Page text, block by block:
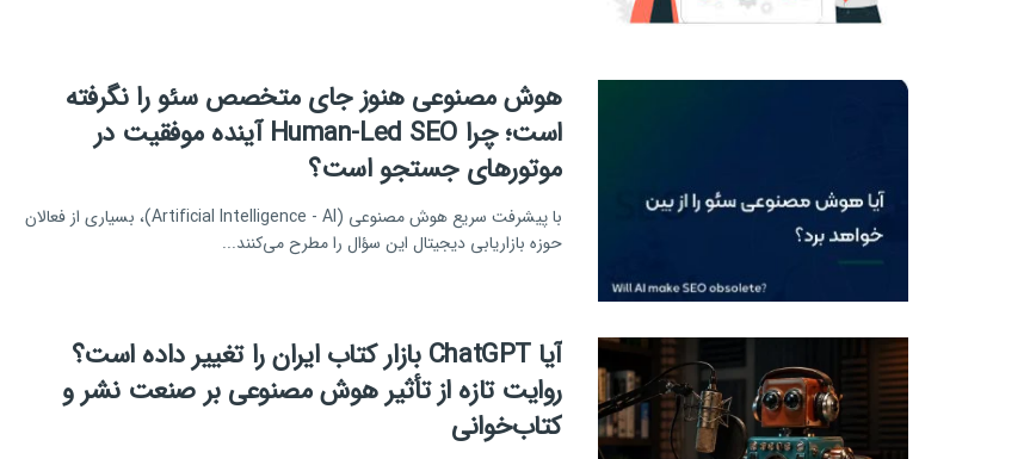
هوش مصنوعی هنوز جای متخصص سئو را نگرفته
است؛ چرا Human-Led SEO آینده موفقیت در
موتورهای جستجو است؟
با پیشرفت سریع هوش مصنوعی (Artificial Intelligence - AI)، بسیاری از فعالان
حوزه بازاریابی دیجیتال این سؤال را مطرح می‌کنند...
آیا ChatGPT بازار کتاب ایران را تغییر داده است؟
روایت تازه از تأثیر هوش مصنوعی بر صنعت نشر و
کتاب‌خوانی